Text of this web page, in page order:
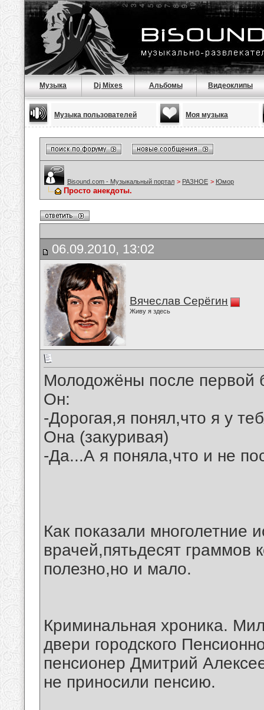
Музыка Dj Mixes Альбомы Видеоклипы
Музыка пользователей Моя музыка
Bisound.com - Музыкальный портал > РАЗНОЕ > Юмор
Просто анекдоты.
06.09.2010, 13:02
Вячеслав Серёгин
Живу я здесь
Молодожёны после первой
Он:
-Дорогая,я понял,что я у
Она (закуривая)
-Да...А я поняла,что и не
Как показали многолетние
врачей,пятьдесят граммов
полезно,но и мало.
Криминальная хроника.
двери городского
пенсионер Дмитрий
не приносили пенсию.